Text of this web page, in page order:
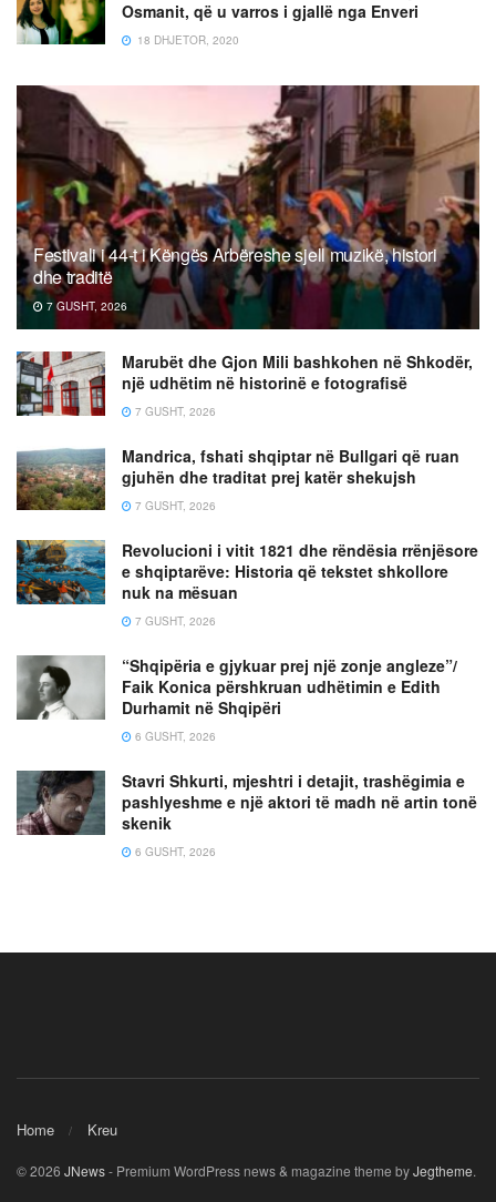
Osmanit, që u varros i gjallë nga Enveri
18 DHJETOR, 2020
Festivali i 44-t i Këngës Arbëreshe sjell muzikë, histori
dhe traditë
7 GUSHT, 2026
Marubët dhe Gjon Mili bashkohen në Shkodër,
një udhëtim në historinë e fotografisë
7 GUSHT, 2026
Mandrica, fshati shqiptar në Bullgari që ruan
gjuhën dhe traditat prej katër shekujsh
7 GUSHT, 2026
Revolucioni i vitit 1821 dhe rëndësia rrënjësore
e shqiptarëve: Historia që tekstet shkollore
nuk na mësuan
7 GUSHT, 2026
“Shqipëria e gjykuar prej një zonje angleze”/
Faik Konica përshkruan udhëtimin e Edith
Durhamit në Shqipëri
6 GUSHT, 2026
Stavri Shkurti, mjeshtri i detajit, trashëgimia e
pashlyeshme e një aktori të madh në artin tonë
skenik
6 GUSHT, 2026
Home Kreu
© 2026 JNews- Premium WordPress news & magazine theme byJegtheme.